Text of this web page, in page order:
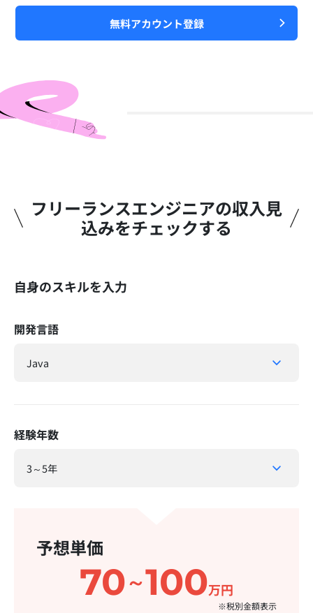
無料アカウント登録
フリーランスエンジニアの収入見
込みをチェックする​
自身のスキルを入力
開発言語
経験年数
予想単価
70～100万円
※税別金額表示​